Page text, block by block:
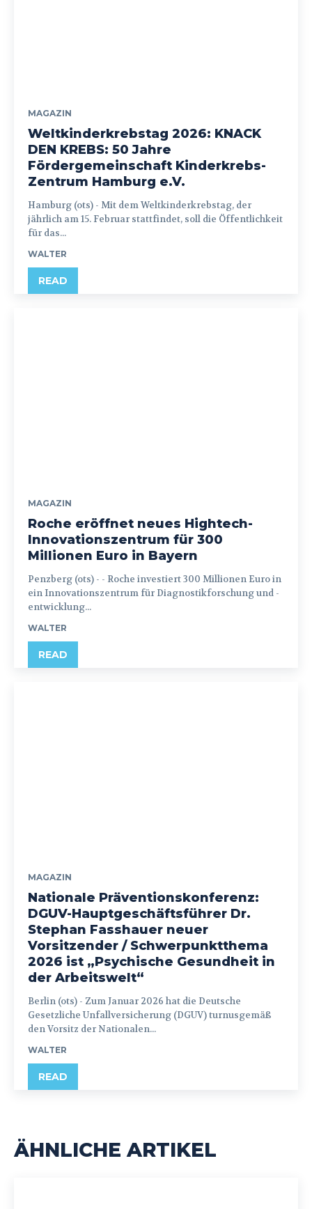
MAGAZIN
Weltkinderkrebstag 2026: KNACK
DEN KREBS: 50 Jahre
Fördergemeinschaft Kinderkrebs-
Zentrum Hamburg e.V.
Hamburg (ots) - Mit dem Weltkinderkrebstag, der
jährlich am 15. Februar stattfindet, soll die Öffentlichkeit
für das...
WALTER
READ
MAGAZIN
Roche eröffnet neues Hightech-
Innovationszentrum für 300
Millionen Euro in Bayern
Penzberg (ots) - - Roche investiert 300 Millionen Euro in
ein Innovationszentrum für Diagnostikforschung und -
entwicklung...
WALTER
READ
MAGAZIN
Nationale Präventionskonferenz:
DGUV-Hauptgeschäftsführer Dr.
Stephan Fasshauer neuer
Vorsitzender / Schwerpunktthema
2026 ist „Psychische Gesundheit in
der Arbeitswelt“
Berlin (ots) - Zum Januar 2026 hat die Deutsche
Gesetzliche Unfallversicherung (DGUV) turnusgemäß
den Vorsitz der Nationalen...
WALTER
READ
ÄHNLICHE ARTIKEL